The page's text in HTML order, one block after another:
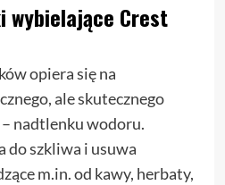
wybielające Crest
opiera się na
ale skutecznego
nadtlenku wodoru.
do szkliwa i usuwa
m.in. od kawy, herbaty,